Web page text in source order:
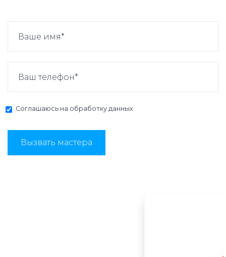
Соглашаюсь на обработку данных
Вызвать мастера